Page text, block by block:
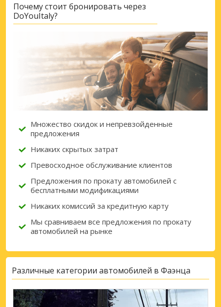
Почему стоит бронировать через
DoYouItaly?
Множество скидок и непревзойденные
предложения
Никаких скрытых затрат
Превосходное обслуживание клиентов
Предложения по прокату автомобилей с
бесплатными модификациями
Никаких комиссий за кредитную карту
Мы сравниваем все предложения по прокату
автомобилей на рынке
Различные категории автомобилей в Фаэнца